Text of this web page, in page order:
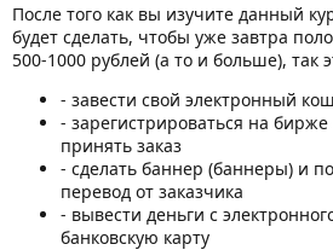
После того как вы изучите данный
будет сделать, чтобы уже завтра
500-1000 рублей (а то и больше), так
- завести свой электронный
- зарегистрироваться на
принять заказ
- сделать баннер (баннеры) и
перевод от заказчика
- вывести деньги с
банковскую карту